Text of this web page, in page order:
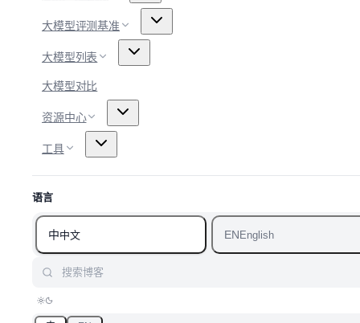
大模型评测基准
大模型列表
大模型对比
资源中心
工具
语言
中中文 ENEnglish